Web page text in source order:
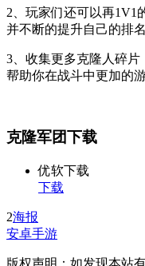
2、玩家们还可以再1V1
并不断的提升自己的排
3、收集更多克隆人碎片
帮助你在战斗中更加的游
克隆军团下载
优软下载
下载
2海报
安卓手游
版权声明：如发现本站